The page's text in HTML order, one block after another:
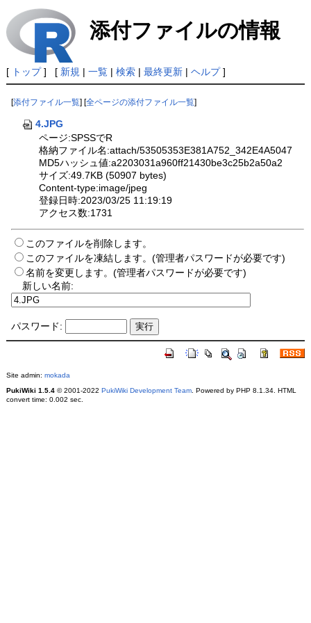
添付ファイルの情報
[ トップ] [ 新規 | 一覧| 検索| 最終更新| ヘルプ]
[添付ファイル一覧 ] [全ページの添付ファイル一覧
4.JPG
ページ:SPSSでR
格納ファイル名:attach/53505353E381A752_342E4A5047
MD5ハッシュ値:a2203031a960ff21430be3c25b2a50a2
サイズ:49.7KB (50907 bytes)
Content-type:image/jpeg
登録日時:2023/03/25 11:19:19
アクセス数:1731
このファイルを削除します。
このファイルを凍結します。(管理者パスワードが必要です)
名前を変更します。(管理者パスワードが必要です)
新しい名前:
パスワード:
Site admin: mokada
PukiWiki 1.5.4© 2001-2022 PukiWiki Development Team. Powered by PHP 8.1.34. HTML
convert time: 0.002 sec.